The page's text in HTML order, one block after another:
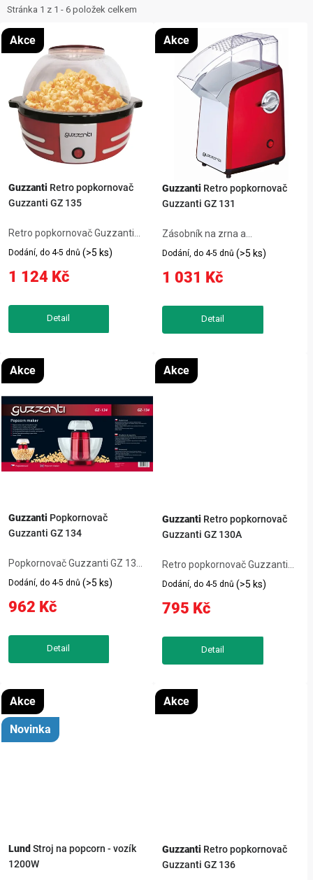
NOVINKY
OSTATNÍ
12 důvodů proč Gigamat Možnosti dopravy
Kontakt
Hodnocení obchodu
i
s
p
o
d
ů
Stránka 1 z 1 - 6 položek celkem
e
n
í
o
t
ů
Guzzanti Retro popkornovač
Guzzanti GZ 135
Akce
Dodání, do 4-5 dnů (>5 ks)
1 124 Kč
Retro popkornovač Guzzanti
GZ 135 – praktický výrobek pro
každodenní použití.
Guzzanti Retro popkornovač
Guzzanti GZ 131
Akce
Dodání, do 4-5 dnů (>5 ks)
1 031 Kč
Zásobník na zrna a
dávkovač,rychlá příprava bez
oleje – horký vzduch,zdravé,
lehké a chutné bez
za 3–5 minut,příkon 1100
WRetro popkornovač
Guzzanti...
Guzzanti Popkornovač
Guzzanti GZ 134
Akce
Dodání, do 4-5 dnů (>5 ks)
962 Kč
Popkornovač Guzzanti GZ 134
Rychlá příprava bez oleje a
tuku za pomoci horkého
vzduchu Originální občerstvení,
lze dochutit podle chuti
(sladký,...
Guzzanti Retro popkornovač
Guzzanti GZ 130A
Akce
Dodání, do 4-5 dnů (>5 ks)
795 Kč
Retro popkornovač Guzzanti
GZ 130A – praktický výrobek
pro každodenní použití.
Lund Stroj na popcorn - vozík
1200W
Akce
Novinka
Guzzanti Retro popkornovač
Guzzanti GZ 136
Akce